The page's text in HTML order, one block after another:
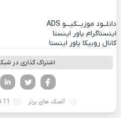
دانلــود موزیــکیـــو ADS
اینستاگرام پاور اینستا
کانال روبیکا پاور اینستا
اشتراک گذاری در
آهنگ های برتر 11 فوریه 2024